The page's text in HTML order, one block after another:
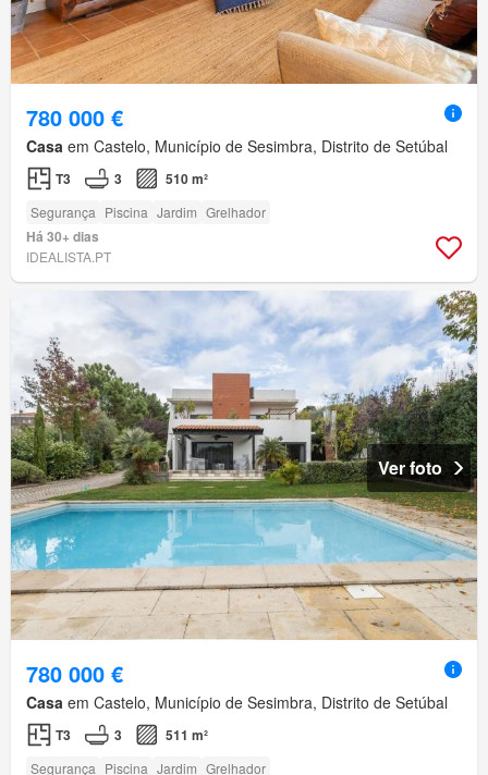
780 000 €
Casa em Castelo, Município de Sesimbra, Distrito de Setúbal
T3 3 510 m²
Segurança Piscina Jardim Grelhador
Há 30+ dias
IDEALISTA.PT
Ver foto
780 000 €
Casa em Castelo, Município de Sesimbra, Distrito de Setúbal
T3 3 511 m²
Segurança Piscina Jardim Grelhador